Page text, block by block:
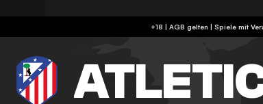
+18 | AGB gelten | Spiele mit